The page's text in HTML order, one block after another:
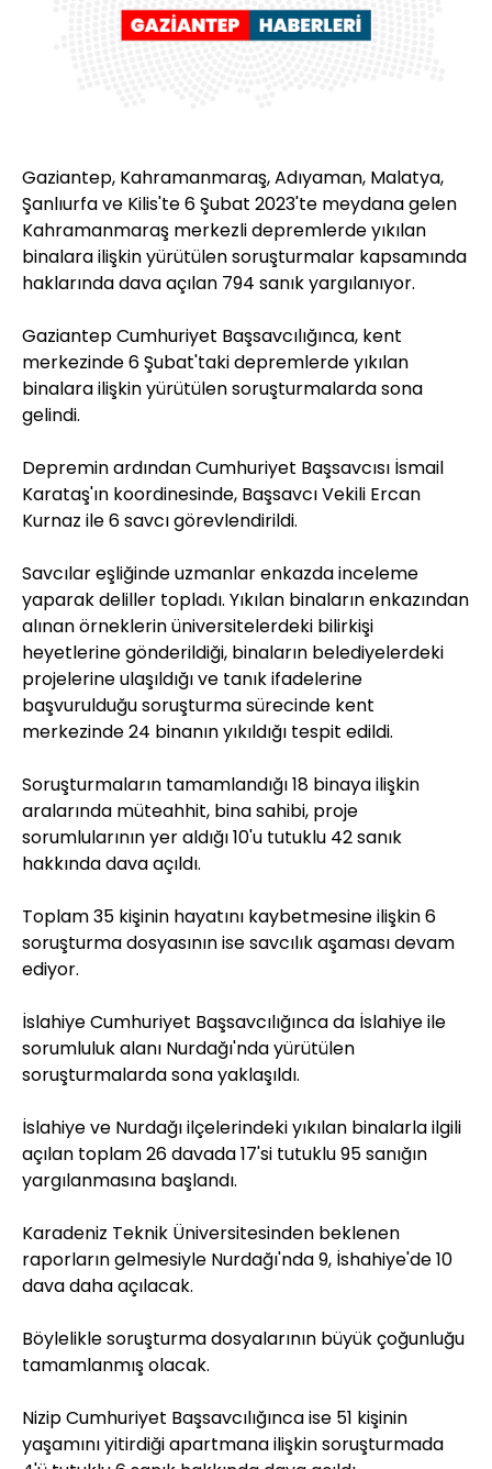
Gaziantep, Kahramanmaraş, Adıyaman, Malatya,
Şanlıurfa ve Kilis'te 6 Şubat 2023'te meydana gelen
Kahramanmaraş merkezli depremlerde yıkılan
binalara ilişkin yürütülen soruşturmalar kapsamında
haklarında dava açılan 794 sanık yargılanıyor.
Gaziantep Cumhuriyet Başsavcılığınca, kent
merkezinde 6 Şubat'taki depremlerde yıkılan
binalara ilişkin yürütülen soruşturmalarda sona
gelindi.
Depremin ardından Cumhuriyet Başsavcısı İsmail
Karataş'ın koordinesinde, Başsavcı Vekili Ercan
Kurnaz ile 6 savcı görevlendirildi.
Savcılar eşliğinde uzmanlar enkazda inceleme
yaparak deliller topladı. Yıkılan binaların enkazından
alınan örneklerin üniversitelerdeki bilirkişi
heyetlerine gönderildiği, binaların belediyelerdeki
projelerine ulaşıldığı ve tanık ifadelerine
başvurulduğu soruşturma sürecinde kent
merkezinde 24 binanın yıkıldığı tespit edildi.
Soruşturmaların tamamlandığı 18 binaya ilişkin
aralarında müteahhit, bina sahibi, proje
sorumlularının yer aldığı 10'u tutuklu 42 sanık
hakkında dava açıldı.
Toplam 35 kişinin hayatını kaybetmesine ilişkin 6
soruşturma dosyasının ise savcılık aşaması devam
ediyor.
İslahiye Cumhuriyet Başsavcılığınca da İslahiye ile
sorumluluk alanı Nurdağı'nda yürütülen
soruşturmalarda sona yaklaşıldı.
İslahiye ve Nurdağı ilçelerindeki yıkılan binalarla ilgili
açılan toplam 26 davada 17'si tutuklu 95 sanığın
yargılanmasına başlandı.
Karadeniz Teknik Üniversitesinden beklenen
raporların gelmesiyle Nurdağı'nda 9, İshahiye'de 10
dava daha açılacak.
Böylelikle soruşturma dosyalarının büyük çoğunluğu
tamamlanmış olacak.
Nizip Cumhuriyet Başsavcılığınca ise 51 kişinin
yaşamını yitirdiği apartmana ilişkin soruşturmada